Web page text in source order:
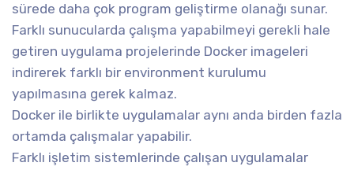
sürede daha çok program geliştirme olanağı sunar.
Farklı sunucularda çalışma yapabilmeyi gerekli hale
getiren uygulama projelerinde Docker imageleri
indirerek farklı bir environment kurulumu
yapılmasına gerek kalmaz.
Docker ile birlikte uygulamalar aynı anda birden fazla
ortamda çalışmalar yapabilir.
Farklı işletim sistemlerinde çalışan uygulamalar